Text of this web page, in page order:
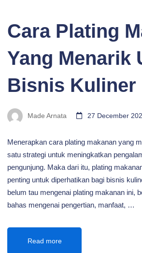
Cara Plating
Yang Menarik
Bisnis Kuliner
Made Arnata 27 December
Menerapkan cara plating makanan yang
satu strategi untuk meningkatkan
pengunjung. Maka dari itu, plating
penting untuk diperhatikan bagi bisnis
belum tau mengenai plating makanan ini,
bahas mengenai pengertian, manfaat, …
Read more